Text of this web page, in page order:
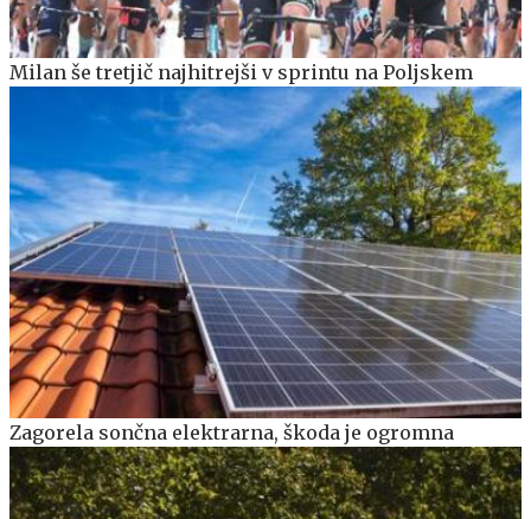
Milan še tretjič najhitrejši v sprintu na Poljskem
Zagorela sončna elektrarna, škoda je ogromna